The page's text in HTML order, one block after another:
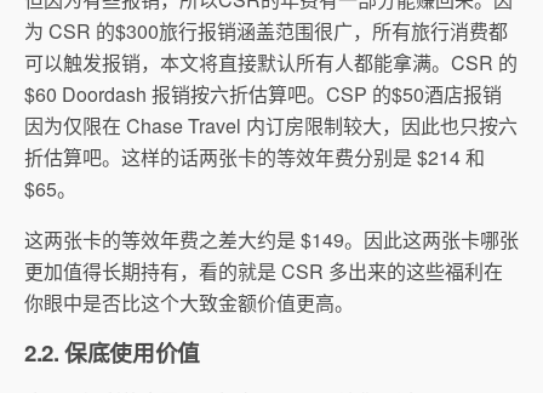
为 CSR 的$300旅行报销涵盖范围很广，所有旅行消费都
可以触发报销，本文将直接默认所有人都能拿满。CSR 的
$60 Doordash 报销按六折估算吧。CSP 的$50酒店报销
因为仅限在 Chase Travel 内订房限制较大，因此也只按六
折估算吧。这样的话两张卡的等效年费分别是 $214 和
$65。
这两张卡的等效年费之差大约是 $149。因此这两张卡哪张
更加值得长期持有，看的就是 CSR 多出来的这些福利在
你眼中是否比这个大致金额价值更高。
2.2. 保底使用价值